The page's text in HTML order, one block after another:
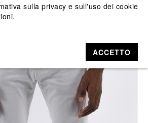
sulla privacy e sull'uso dei cookie
ACCETTO